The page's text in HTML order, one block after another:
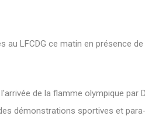
LFCDG ce matin en présence
de la flamme olympique par
démonstrations sportives et